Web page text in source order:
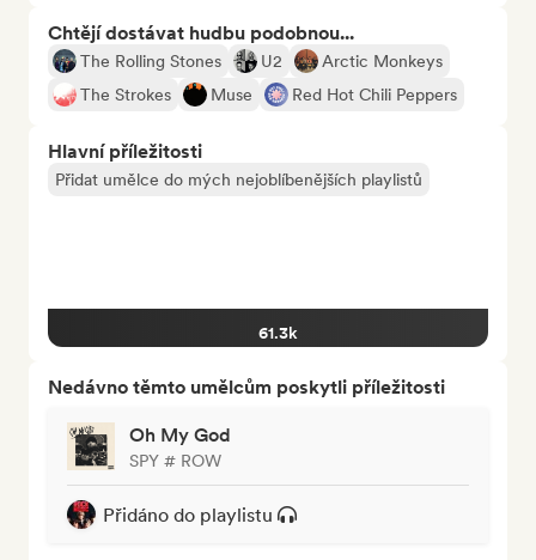
Chtějí dostávat hudbu podobnou...
The Rolling Stones U2
Arctic Monkeys
The Strokes
Muse Red Hot Chili Peppers
Hlavní příležitosti
Přidat umělce do mých nejoblíbenějších playlistů
61.3k
Nedávno těmto umělcům poskytli příležitosti
Oh My God
SPY # ROW
Přidáno do playlistu